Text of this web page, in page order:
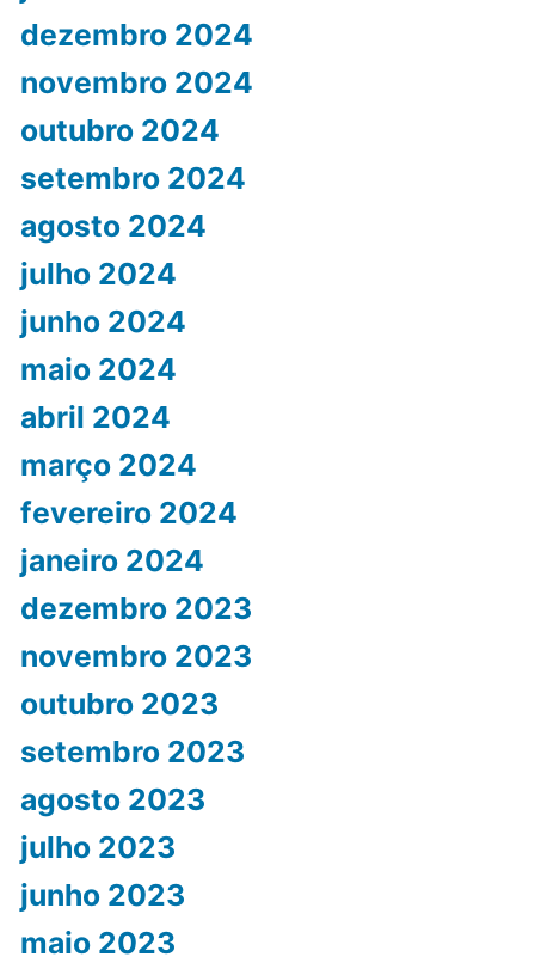
dezembro 2024
novembro 2024
outubro 2024
setembro 2024
agosto 2024
julho 2024
junho 2024
maio 2024
abril 2024
março 2024
fevereiro 2024
janeiro 2024
dezembro 2023
novembro 2023
outubro 2023
setembro 2023
agosto 2023
julho 2023
junho 2023
maio 2023